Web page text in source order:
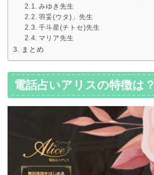
みゆき先生
羽妥(ウタ)」先生
千斗星(チトセ)先生
マリア先生
まとめ
電話占いアリスの特徴は？